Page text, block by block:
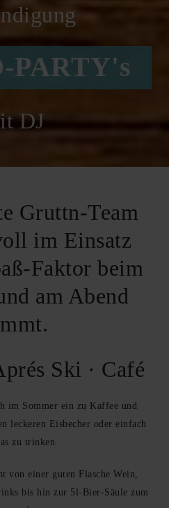
PARTY's
DJ
Gruttn-Team
im Einsatz
Faktor beim
am Abend
Ski · Café
im Sommer ein zu Kaffee und
leckeren Eisbecher oder einfach
zu trinken.
von einer guten Flasche Wein,
bis hin zur 5l-Bier-Säule zum